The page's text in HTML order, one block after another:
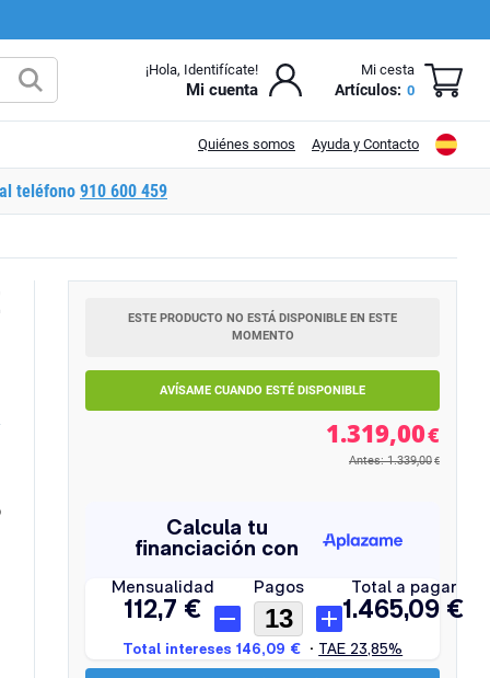
¡Hola, Identifícate!
Mi cuenta
Mi cesta
Artículos: 0
Quiénes somos Ayuda y Contacto
teléfono 910 600 459
ESTE PRODUCTO NO ESTÁ DISPONIBLE EN ESTE
MOMENTO
AVÍSAME CUANDO ESTÉ DISPONIBLE
1.319,00€
Antes: 1.339,00 €